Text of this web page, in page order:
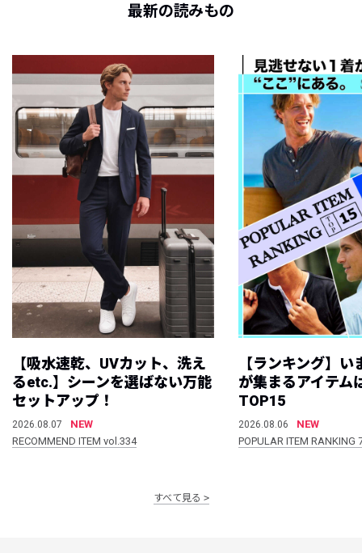
最新の読みもの
【吸水速乾、UVカット、洗え
るetc.】シーンを選ばない万能
セットアップ！
2026.08.07
NEW
RECOMMEND ITEM vol.334
【ランキング】
が集まるアイテム
TOP15
2026.08.06
NEW
POPULAR ITEM
すべて見る